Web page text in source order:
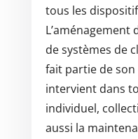
tous les
L’aménagement
de systèmes de
fait partie de
intervient dans
individuel,
aussi la